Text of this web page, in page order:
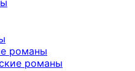
романы
романы